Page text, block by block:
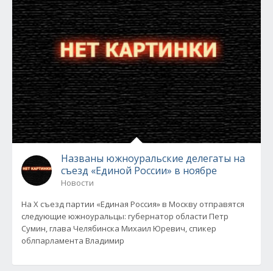
Названы южноуральские делегаты на
съезд «Единой России» в ноябре
Новости
На X съезд партии «Единая Россия» в Москву отправятся
следующие южноуральцы: губернатор области Петр
Сумин, глава Челябинска Михаил Юревич, спикер
облпарламента Владимир